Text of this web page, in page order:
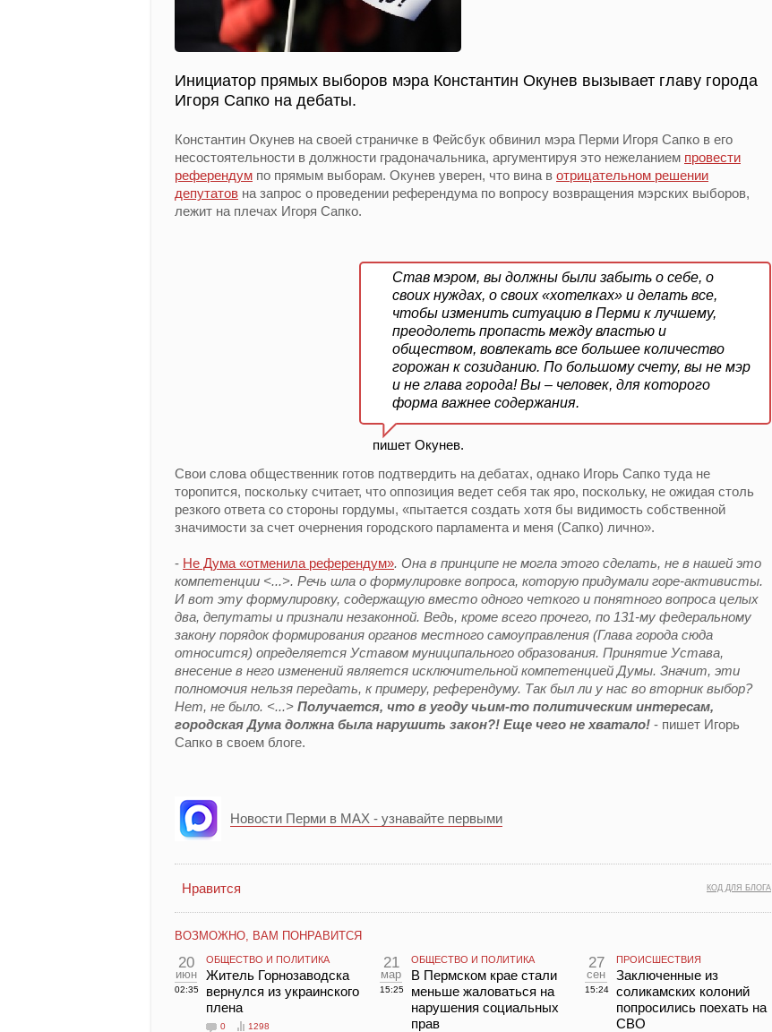
Инициатор прямых выборов мэра Константин Окунев вызывает главу города
Игоря Сапко на дебаты.
Константин Окунев на своей страничке в Фейсбук обвинил мэра Перми Игоря Сапко в его
несостоятельности в должности градоначальника, аргументируя это нежеланием провести
референдум по прямым выборам. Окунев уверен, что вина в отрицательном решении
депутатов на запрос о проведении референдума по вопросу возвращения мэрских выборов,
лежит на плечах Игоря Сапко.
Став мэром, вы должны были забыть о себе, о
своих нуждах, о своих «хотелках» и делать все,
чтобы изменить ситуацию в Перми к лучшему,
преодолеть пропасть между властью и
обществом, вовлекать все большее количество
горожан к созиданию. По большому счету, вы не мэр
и не глава города! Вы – человек, для которого
форма важнее содержания.
пишет Окунев.
Свои слова общественник готов подтвердить на дебатах, однако Игорь Сапко туда не
торопится, поскольку считает, что оппозиция ведет себя так яро, поскольку, не ожидая столь
резкого ответа со стороны гордумы, «пытается создать хотя бы видимость собственной
значимости за счет очернения городского парламента и меня (Сапко) лично».
- Не Дума «отменила референдум». Она в принципе не могла этого сделать, не в нашей это
компетенции <...>. Речь шла о формулировке вопроса, которую придумали горе-активисты.
И вот эту формулировку, содержащую вместо одного четкого и понятного вопроса целых
два, депутаты и признали незаконной. Ведь, кроме всего прочего, по 131-му федеральному
закону порядок формирования органов местного самоуправления (Глава города сюда
относится) определяется Уставом муниципального образования. Принятие Устава,
внесение в него изменений является исключительной компетенцией Думы. Значит, эти
полномочия нельзя передать, к примеру, референдуму. Так был ли у нас во вторник выбор?
Нет, не было. <...> Получается, что в угоду чьим-то политическим интересам,
городская Дума должна была нарушить закон?! Еще чего не хватало! - пишет Игорь
Сапко в своем блоге.
Новости Перми в MAX - узнавайте первыми
КОД ДЛЯ БЛОГА
Нравится
ВОЗМОЖНО, ВАМ ПОНРАВИТСЯ
20
июн
02:35
ОБЩЕСТВО И ПОЛИТИКА
Житель Горнозаводска
вернулся из украинского
плена
0 1298
21
мар
15:25
ОБЩЕСТВО И ПОЛИТИКА
В Пермском крае стали
меньше жаловаться на
нарушения социальных
прав
27
сен
15:24
ПРОИСШЕСТВИЯ
Заключенные из
соликамских колоний
попросились поехать на
СВО